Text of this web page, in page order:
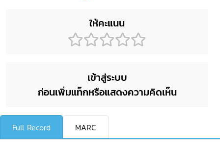
ให้คะแนน
เข้าสู่ระบบ
ก่อนเพิ่มแท็กหรือแสดงความคิดเห็น
Full Record MARC